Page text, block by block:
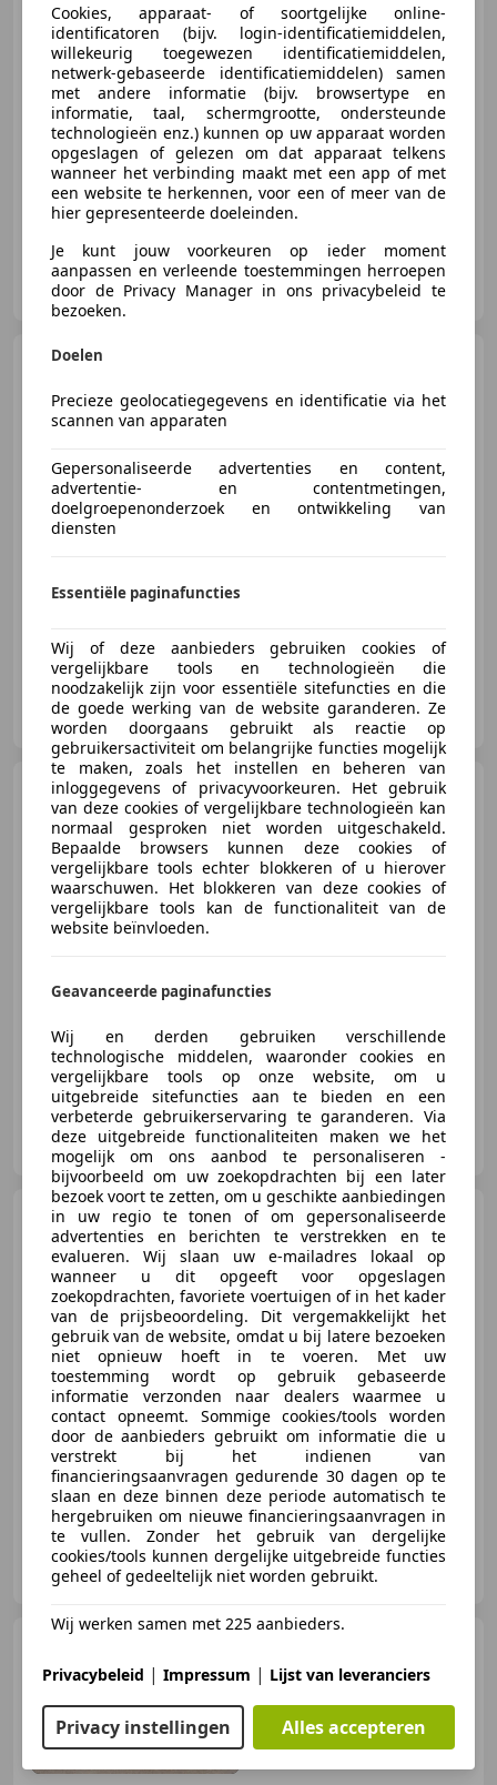
€ 49.895 1
05/2021 85.000 km
Elektro/Benzine
270 kW (367 PK)
Autobedrijf Brusselers
NL-5281 RT BOXTEL
pakket... ze
€ 82.895
Autobedrijf Brusselers
NL-5281 RT BOXTEL
Land Rover Range
Rover Sport5.0 V8
Supercharged SVR Zeer Nette
staat !!!!
€ 49.895
01/2017 141.000 km Benzine
Autobedrijf Brusselers
NL-5281 RT BOXTEL
Audi A6Avant 55 TFSI quattro
S-Line Plus 3.0 V6 Dealer on
€ 37.895
03/2019 111.000 km Benzine
250 kW (340 PK)
Autobedrijf Brusselers
NL-5281 RT BOXTEL
7p Uniek complete uitvoering De
€ 64.695
Cookies, apparaat- of soortgelijke online-
identificatoren (bijv. login-identificatiemiddelen,
willekeurig toegewezen identificatiemiddelen,
netwerk-gebaseerde identificatiemiddelen) samen
met andere informatie (bijv. browsertype en
informatie, taal, schermgrootte, ondersteunde
technologieën enz.) kunnen op uw apparaat worden
opgeslagen of gelezen om dat apparaat telkens
wanneer het verbinding maakt met een app of met
een website te herkennen, voor een of meer van de
hier gepresenteerde doeleinden.
Je kunt jouw voorkeuren op ieder moment
aanpassen en verleende toestemmingen herroepen
door de Privacy Manager in ons privacybeleid te
bezoeken.
Doelen
Precieze geolocatiegegevens en identificatie via het
scannen van apparaten
Gepersonaliseerde advertenties en content,
advertentie- en contentmetingen,
doelgroepenonderzoek en ontwikkeling van
diensten
Essentiële paginafuncties
Wij of deze aanbieders gebruiken cookies of
vergelijkbare tools en technologieën die
noodzakelijk zijn voor essentiële sitefuncties en die
de goede werking van de website garanderen. Ze
worden doorgaans gebruikt als reactie op
gebruikersactiviteit om belangrijke functies mogelijk
te maken, zoals het instellen en beheren van
inloggegevens of privacyvoorkeuren. Het gebruik
van deze cookies of vergelijkbare technologieën kan
normaal gesproken niet worden uitgeschakeld.
Bepaalde browsers kunnen deze cookies of
vergelijkbare tools echter blokkeren of u hierover
waarschuwen. Het blokkeren van deze cookies of
vergelijkbare tools kan de functionaliteit van de
website beïnvloeden.
Geavanceerde paginafuncties
Wij en derden gebruiken verschillende
technologische middelen, waaronder cookies en
vergelijkbare tools op onze website, om u
uitgebreide sitefuncties aan te bieden en een
verbeterde gebruikerservaring te garanderen. Via
deze uitgebreide functionaliteiten maken we het
mogelijk om ons aanbod te personaliseren -
bijvoorbeeld om uw zoekopdrachten bij een later
bezoek voort te zetten, om u geschikte aanbiedingen
in uw regio te tonen of om gepersonaliseerde
advertenties en berichten te verstrekken en te
evalueren. Wij slaan uw e-mailadres lokaal op
wanneer u dit opgeeft voor opgeslagen
zoekopdrachten, favoriete voertuigen of in het kader
van de prijsbeoordeling. Dit vergemakkelijkt het
gebruik van de website, omdat u bij latere bezoeken
niet opnieuw hoeft in te voeren. Met uw
toestemming wordt op gebruik gebaseerde
informatie verzonden naar dealers waarmee u
contact opneemt. Sommige cookies/tools worden
door de aanbieders gebruikt om informatie die u
verstrekt bij het indienen van
financieringsaanvragen gedurende 30 dagen op te
slaan en deze binnen deze periode automatisch te
hergebruiken om nieuwe financieringsaanvragen in
te vullen. Zonder het gebruik van dergelijke
cookies/tools kunnen dergelijke uitgebreide functies
geheel of gedeeltelijk niet worden gebruikt.
Wij werken samen met 225 aanbieders.
Privacybeleid | Impressum | Lijst van leveranciers
Privacy instellingen Alles accepteren